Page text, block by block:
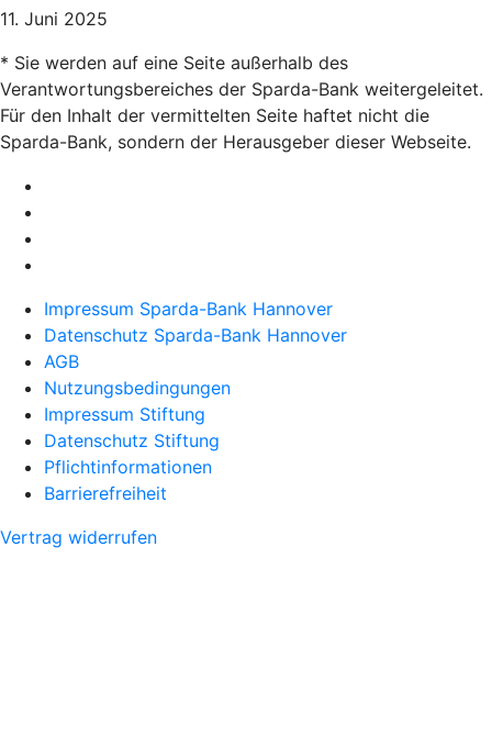
11. Juni 2025
* Sie werden auf eine Seite außerhalb des
Verantwortungsbereiches der Sparda-Bank weitergeleitet.
Für den Inhalt der vermittelten Seite haftet nicht die
Sparda-Bank, sondern der Herausgeber dieser Webseite.
Impressum Sparda-Bank Hannover
Datenschutz Sparda-Bank Hannover
AGB
Nutzungsbedingungen
Impressum Stiftung
Datenschutz Stiftung
Pflichtinformationen
Barrierefreiheit
Vertrag widerrufen